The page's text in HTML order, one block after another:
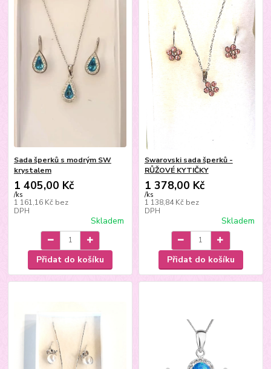
Sada šperků s modrým SW
krystalem
1 405,00 Kč
/ks
1 161,16 Kč bez
DPH
Skladem
Přidat do košíku
Swarovski sada šperků -
RŮŽOVÉ KYTIČKY
1 378,00 Kč
/ks
1 138,84 Kč bez
DPH
Skladem
Přidat do košíku